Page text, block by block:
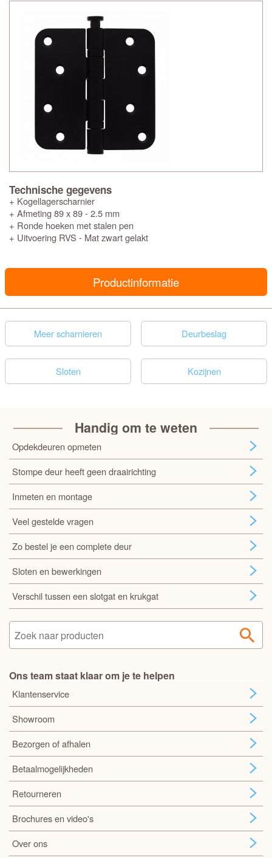
Technische gegevens
+ Kogellagerscharnier
+ Afmeting 89 x 89 - 2.5 mm
+ Ronde hoeken met stalen pen
+ Uitvoering RVS - Mat zwart gelakt
Productinformatie
Meer scharnieren Deurbeslag
Sloten Kozijnen
Handig om te weten
Opdekdeuren opmeten
Stompe deur heeft geen draairichting
Inmeten en montage
Veel gestelde vragen
Zo bestel je een complete deur
Sloten en bewerkingen
Verschil tussen een slotgat en krukgat
Ons team staat klaar om je te helpen
Klantenservice
Showroom
Bezorgen of afhalen
Betaalmogelijkheden
Retourneren
Brochures en video's
Over ons